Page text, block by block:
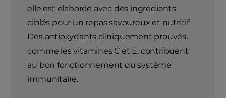
elle est élaborée avec des ingrédients
ciblés pour un repas savoureux et nutritif.
Des antioxydants cliniquement prouvés,
comme les vitamines C et E, contribuent
au bon fonctionnement du système
immunitaire.